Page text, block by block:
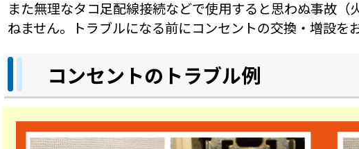
また無理なタコ足配線接続などで使用すると思わぬ事故（
ねません。トラブルになる前にコンセントの交換・増設を